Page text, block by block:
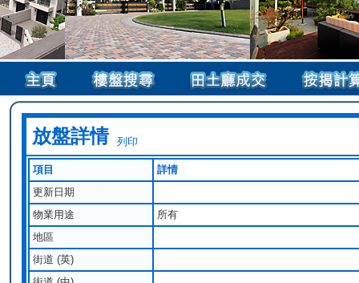
放盤詳情 列印
項目
詳情
更新日期
物業用途
所有
地區
街道 (英)